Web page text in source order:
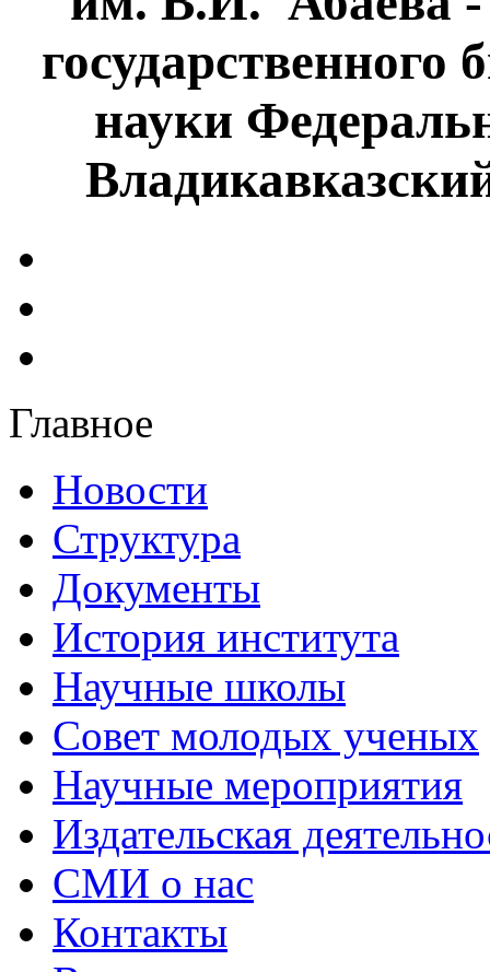
науки
Главное
Новости
Структура
Документы
История института
Научные школы
Совет молодых ученых
Научные мероприятия
Издательская
СМИ о нас
Контакты